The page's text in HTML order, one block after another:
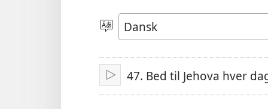
video
Vælg
sprog
Afspil47. Bed til Jehova hver